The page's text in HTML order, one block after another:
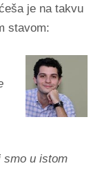
je na takvu
stavom:
smo u istom